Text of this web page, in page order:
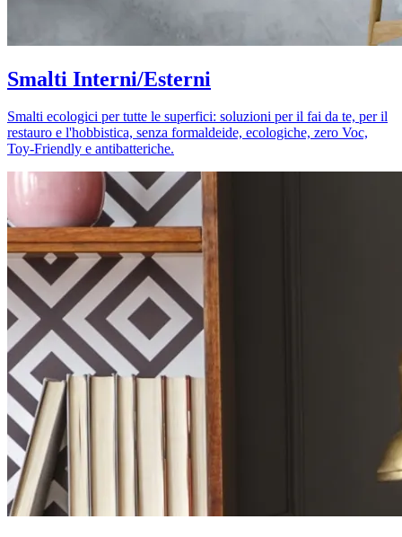
Smalti Interni/Esterni
Smalti ecologici per tutte le superfici: soluzioni per il fai da te, per il
restauro e l'hobbistica, senza formaldeide, ecologiche, zero Voc,
Toy-Friendly e antibatteriche.